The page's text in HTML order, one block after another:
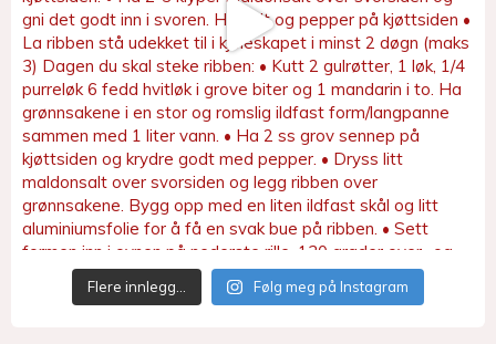
Flere innlegg… Følg meg på Instagram